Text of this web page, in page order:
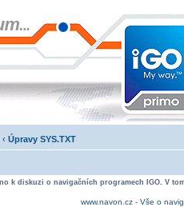
‹ Úpravy SYS.TXT
k diskuzi o navigačních programech IGO. V
www.navon.cz - Vše o